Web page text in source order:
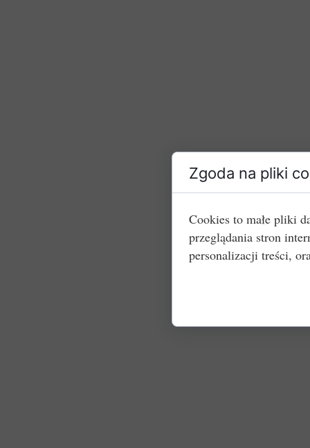
Zgoda na pliki
Cookies to małe pliki
przeglądania stron
personalizacji treści,